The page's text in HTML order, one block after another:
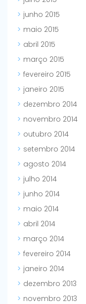
junho 2015
maio 2015
abril 2015
março 2015
fevereiro 2015
janeiro 2015
dezembro 2014
novembro 2014
outubro 2014
setembro 2014
agosto 2014
julho 2014
junho 2014
maio 2014
abril 2014
março 2014
fevereiro 2014
janeiro 2014
dezembro 2013
novembro 2013